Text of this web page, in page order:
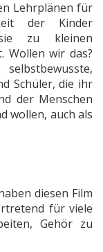
Lehrplänen für
der Kinder
zu kleinen
Wollen wir das?
Schüler, die ihr
der Menschen
wollen, auch als
diesen Film
für viele
Gehör zu